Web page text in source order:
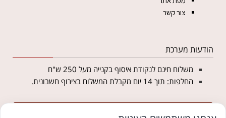
צור קשר
הודעות מערכת
משלוח חינם לנקודת איסוף בקנייה מעל 250 ש"ח
החלפות: תוך 14 יום מקבלת המשלוח בצירוף חשבונית.